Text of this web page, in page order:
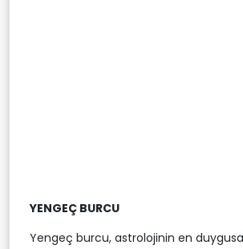
YENGEÇ BURCU
Yengeç burcu, astrolojinin en